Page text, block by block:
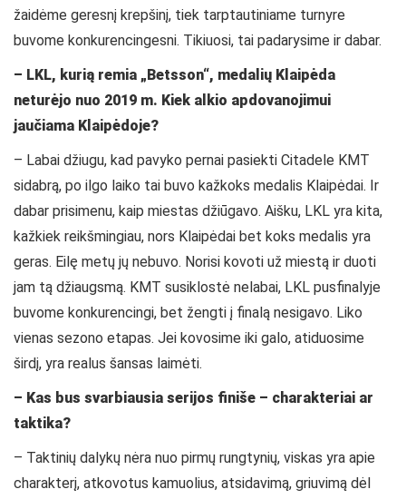
žaidėme geresnį krepšinį, tiek tarptautiniame turnyre
buvome konkurencingesni. Tikiuosi, tai padarysime ir dabar.
– LKL, kurią remia „Betsson“, medalių Klaipėda
neturėjo nuo 2019 m. Kiek alkio apdovanojimui
jaučiama Klaipėdoje?
– Labai džiugu, kad pavyko pernai pasiekti Citadele KMT
sidabrą, po ilgo laiko tai buvo kažkoks medalis Klaipėdai. Ir
dabar prisimenu, kaip miestas džiūgavo. Aišku, LKL yra kita,
kažkiek reikšmingiau, nors Klaipėdai bet koks medalis yra
geras. Eilę metų jų nebuvo. Norisi kovoti už miestą ir duoti
jam tą džiaugsmą. KMT susiklostė nelabai, LKL pusfinalyje
buvome konkurencingi, bet žengti į finalą nesigavo. Liko
vienas sezono etapas. Jei kovosime iki galo, atiduosime
širdį, yra realus šansas laimėti.
– Kas bus svarbiausia serijos finiše – charakteriai ar
taktika?
– Taktinių dalykų nėra nuo pirmų rungtynių, viskas yra apie
charakterį, atkovotus kamuolius, atsidavimą, griuvimą dėl